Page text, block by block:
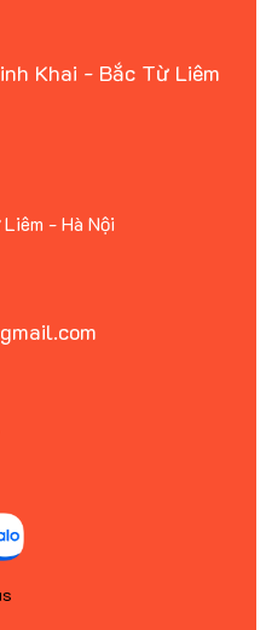
Khai - Bắc Từ Liêm
- Hà Nội